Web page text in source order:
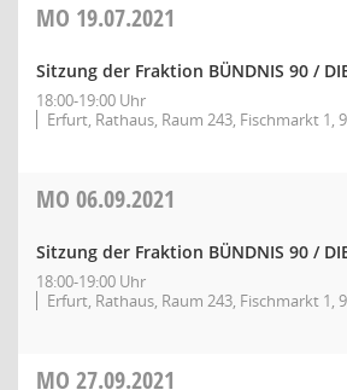
MO 19.07.2021
Sitzung der Fraktion BÜNDNIS 90 /
18:00-19:00 Uhr
Erfurt, Rathaus, Raum 243, Fischmarkt 1,
MO 06.09.2021
Sitzung der Fraktion BÜNDNIS 90 /
18:00-19:00 Uhr
Erfurt, Rathaus, Raum 243, Fischmarkt 1,
MO 27.09.2021